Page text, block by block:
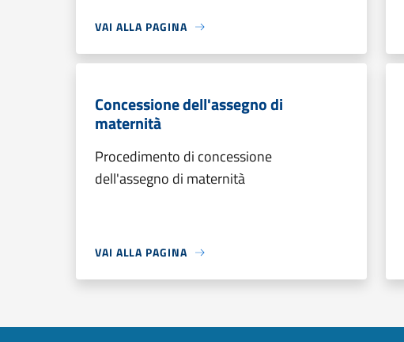
VAI ALLA PAGINA
Concessione dell'assegno di
maternità
Procedimento di concessione
dell'assegno di maternità
VAI ALLA PAGINA